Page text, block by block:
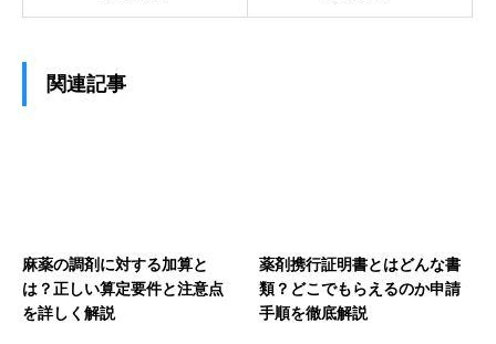
関連記事
麻薬の調剤に対する加算と
は？正しい算定要件と注意点
を詳しく解説
薬剤携行証明書とはどんな書
類？どこでもらえるのか申請
手順を徹底解説